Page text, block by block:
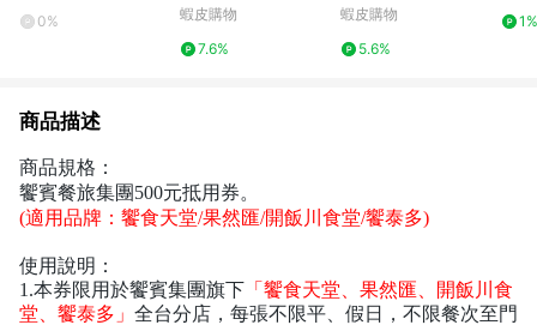
0%
列 盒玩 確認款 全新現
蝦皮購物
7.6%
孩童物資箱募集活動】
義行團關懷協會》
蝦皮購物
5.6%
1%
商品描述
商品規格：
饗賓餐旅集團500元抵用券。
(適用品牌：饗食天堂/果然匯/開飯川食堂/饗泰多)
使用說明 ：
1.本券限用於饗賓集團旗下 「饗食天堂、果然匯、開飯川食
堂、饗泰多」 全台分店，每張不限平、假日，不限餐次至門